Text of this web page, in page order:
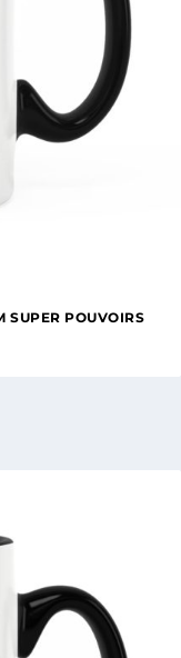
SUPER POUVOIRS